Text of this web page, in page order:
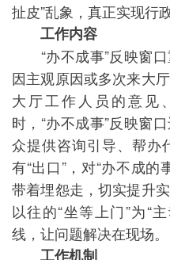
扯皮”乱象，真正实现行政
工作内容
“办不成事”反映窗口
因主观原因或多次来大
大厅工作人员的意见
时，“办不成事”反映窗
众提供咨询引导、帮办
有“出口”，对“办不成
带着埋怨走，切实提升
以往的“坐等上门”为“
线，让问题解决在现场。
工作机制